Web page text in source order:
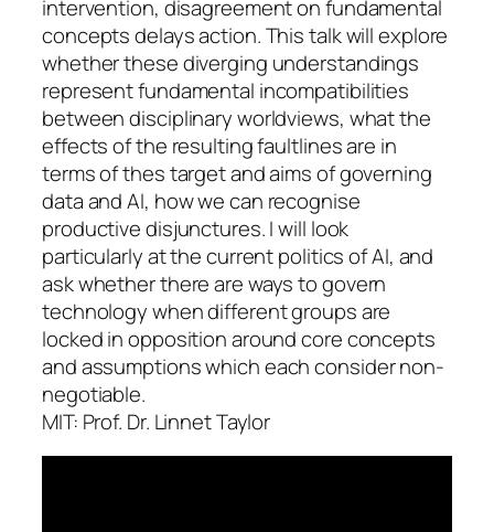
intervention, disagreement on fundamental
concepts delays action. This talk will explore
whether these diverging understandings
represent fundamental incompatibilities
between disciplinary worldviews, what the
effects of the resulting faultlines are in
terms of thes target and aims of governing
data and AI, how we can recognise
productive disjunctures. I will look
particularly at the current politics of AI, and
ask whether there are ways to govern
technology when different groups are
locked in opposition around core concepts
and assumptions which each consider non-
negotiable.
MIT: Prof. Dr. Linnet Taylor